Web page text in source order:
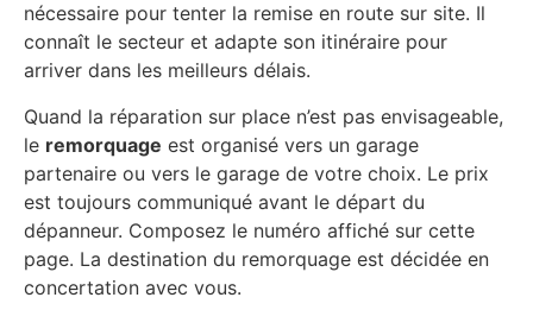
nécessaire pour tenter la remise en route sur site. Il
connaît le secteur et adapte son itinéraire pour
arriver dans les meilleurs délais.
Quand la réparation sur place n’est pas envisageable,
le remorquage est organisé vers un garage
partenaire ou vers le garage de votre choix. Le prix
est toujours communiqué avant le départ du
dépanneur. Composez le numéro affiché sur cette
page. La destination du remorquage est décidée en
concertation avec vous.